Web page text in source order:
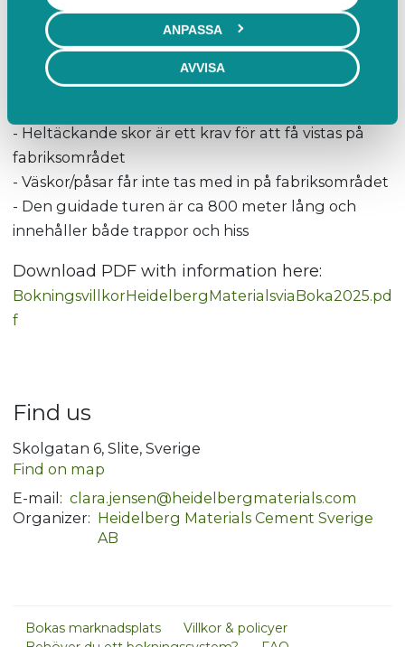
ANPASSA
AVVISA
Viktigt att veta:
- Visningen är kostnadsfri
- Åldersgräns: 5 år, barn under 10 år måste hålla en
vuxen i handen
- Heltäckande skor är ett krav för att få vistas på
fabriksområdet
- Väskor/påsar får inte tas med in på fabriksområdet
- Den guidade turen är ca 800 meter lång och
innehåller både trappor och hiss
Download PDF with information here:
BokningsvillkorHeidelbergMaterialsviaBoka2025.pd
f
Find us
Skolgatan 6, Slite, Sverige
Find on map
E-mail: clara.jensen@heidelbergmaterials.com
Organizer: Heidelberg Materials Cement Sverige
AB
Bokas marknadsplats
Villkor & policyer